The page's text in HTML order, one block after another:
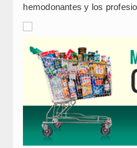
hemodonantes y los